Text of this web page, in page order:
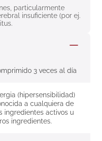
particularmente
insuficiente (por ej.
3 veces al día
(hipersensibilidad)
a cualquiera de
ingredientes activos u
ingredientes.